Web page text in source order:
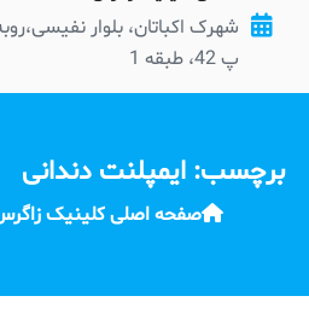
پ 42، طبقه 1
برچسب: ایمپلنت دندانی
صفحه اصلی کلینیک